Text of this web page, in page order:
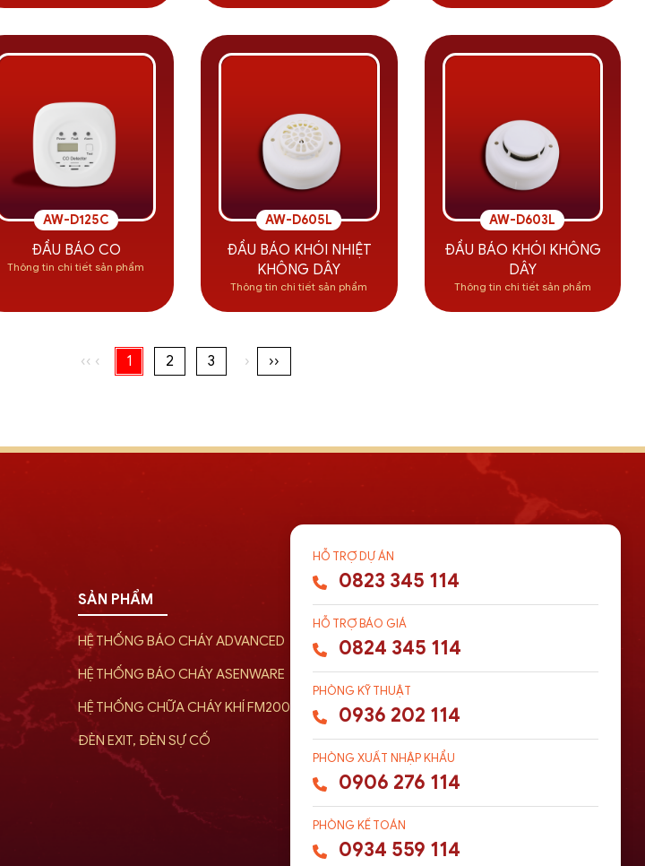
AW-D125C
ĐẦU BÁO CO
Thông tin chi tiết sản phẩm
AW-D605L
ĐẦU BÁO KHÓI NHIỆT
KHÔNG DÂY
Thông tin chi tiết sản phẩm
AW-D603L
ĐẦU BÁO KHÓI KHÔNG
DÂY
Thông tin chi tiết sản phẩm
‹‹ ‹ 1 2 3 › ››
SẢN PHẨM
HỆ THỐNG BÁO CHÁY ADVANCED
HỆ THỐNG BÁO CHÁY ASENWARE
HỆ THỐNG CHỮA CHÁY KHÍ FM200
ĐÈN EXIT, ĐÈN SỰ CỐ
HỖ TRỢ DỰ ÁN
0823 345 114
HỖ TRỢ BÁO GIÁ
0824 345 114
PHÒNG KỸ THUẬT
0936 202 114
PHÒNG XUẤT NHẬP KHẨU
0906 276 114
PHÒNG KẾ TOÁN
0934 559 114